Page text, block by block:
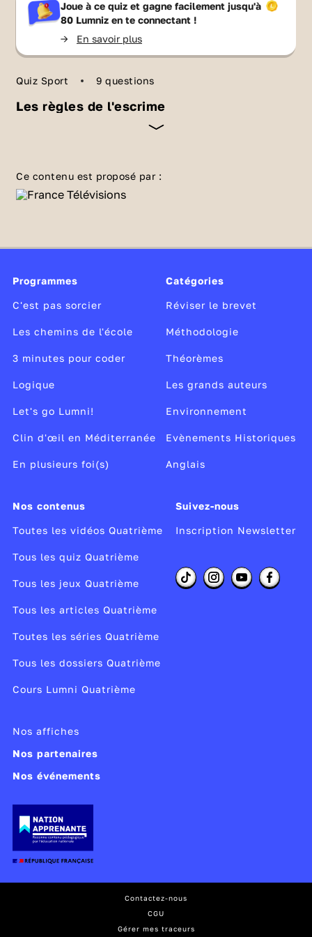
Joue à ce quiz et gagne facilement jusqu'à
80 Lumniz en te connectant !
-> En savoir plus
Quiz Sport 9 questions
Les règles de l'escrime
combine tactique, rapidité, fair-play et
honneur. L’objectif est simple : être le premier
héritière des duels et des batailles. « En
Ce contenu est proposé par :
Programmes
C'est pas sorcier
Les chemins de l'école
3 minutes pour coder
Logique
Let's go Lumni!
Clin d'œil en Méditerranée
En plusieurs foi(s)
Catégories
Réviser le brevet
Méthodologie
Théorèmes
Les grands auteurs
Environnement
Evènements Historiques
Anglais
Nos contenus
Toutes les vidéos Quatrième
Tous les quiz Quatrième
Tous les jeux Quatrième
Tous les articles Quatrième
Toutes les séries Quatrième
Tous les dossiers Quatrième
Cours Lumni Quatrième
Suivez-nous
Inscription Newsletter
Nos affiches
Nos partenaires
Nos événements
Contactez-nous
CGU
Gérer mes traceurs